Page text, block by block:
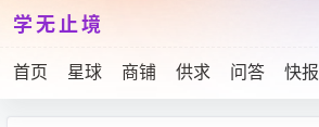
学无止境
首页 星球 商铺 供求 问答 快报